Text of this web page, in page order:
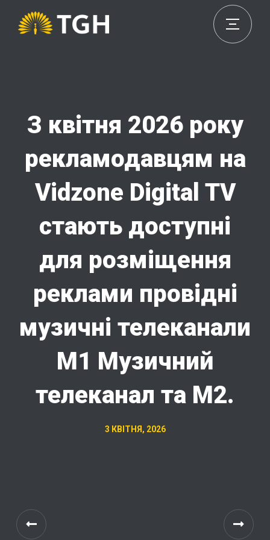
З квітня 2026 року
рекламодавцям на
Vidzone Digital TV
стають доступні
для розміщення
реклами провідні
музичні телеканали
М1 Музичний
телеканал та М2.
3 КВІТНЯ, 2026